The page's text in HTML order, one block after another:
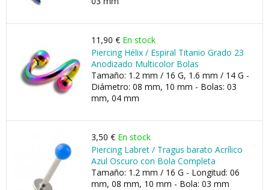
11,90 € En stock
Piercing Hélix / Espiral Titanio Grado 23
Anodizado Multicolor Bolas
Tamaño: 1.2 mm / 16 G, 1.6 mm / 14 G -
Diámetro: 08 mm, 10 mm - Bolas: 03
mm, 04 mm
3,50 € En stock
Piercing Labret / Tragus barato Acrílico
Azul Oscuro con Bola Completa
Tamaño: 1.2 mm / 16 G - Longitud: 06
mm, 08 mm, 10 mm - Bola: 03 mm